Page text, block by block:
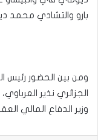
بارو والتشادي محمد
ومن بين الحضور رئيس
الجزائري نذير
وزير الدفاع المالي